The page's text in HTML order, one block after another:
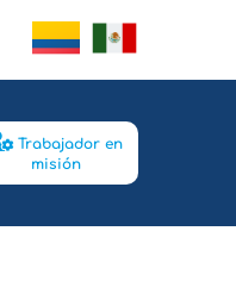
Trabajador en
misión